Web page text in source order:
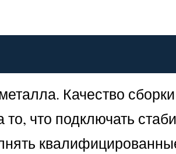
Качество
что подключать